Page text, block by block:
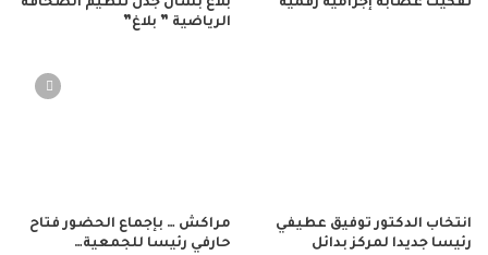
الرياضية ” بلاغ”
انتخاب الدكتور توفيق عطيفي
رئيسا جديدا لمركز بدائل
مراكش … بإجماع الحضور فتاح
حارفي رئيسا للجمعية…